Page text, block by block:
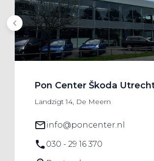
Pon Center Škoda
Landzigt 14, De Meern
info@poncenter.nl
030 - 29 16 370